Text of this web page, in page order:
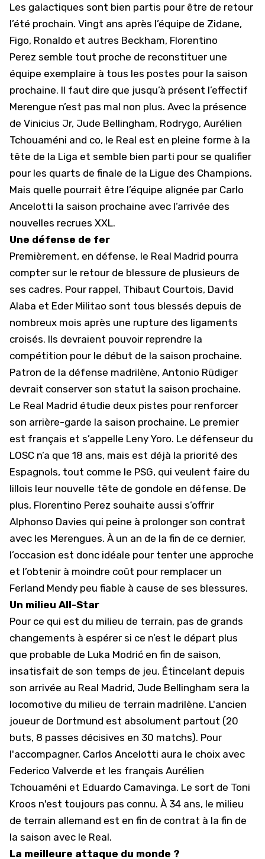
Les galactiques sont bien partis pour être de retour
l’été prochain. Vingt ans après l’équipe de Zidane,
Figo, Ronaldo et autres Beckham, Florentino
Perez semble tout proche de reconstituer une
équipe exemplaire à tous les postes pour la saison
prochaine. Il faut dire que jusqu’à présent l’effectif
Merengue n’est pas mal non plus. Avec la présence
de Vinicius Jr, Jude Bellingham, Rodrygo, Aurélien
Tchouaméni and co, le Real est en pleine forme à la
tête de la Liga et semble bien parti pour se qualifier
pour les quarts de finale de la Ligue des Champions.
Mais quelle pourrait être l’équipe alignée par Carlo
Ancelotti la saison prochaine avec l’arrivée des
nouvelles recrues XXL.
Une défense de fer
Premièrement, en défense, le Real Madrid pourra
compter sur le retour de blessure de plusieurs de
ses cadres. Pour rappel, Thibaut Courtois, David
Alaba et Eder Militao sont tous blessés depuis de
nombreux mois après une rupture des ligaments
croisés. Ils devraient pouvoir reprendre la
compétition pour le début de la saison prochaine.
Patron de la défense madrilène, Antonio Rüdiger
devrait conserver son statut la saison prochaine.
Le Real Madrid étudie deux pistes pour renforcer
son arrière-garde la saison prochaine. Le premier
est français et s’appelle Leny Yoro. Le défenseur du
LOSC n’a que 18 ans, mais est déjà la priorité des
Espagnols, tout comme le PSG, qui veulent faire du
lillois leur nouvelle tête de gondole en défense. De
plus, Florentino Perez souhaite aussi s’offrir
Alphonso Davies qui peine à prolonger son contrat
avec les Merengues. À un an de la fin de ce dernier,
l’occasion est donc idéale pour tenter une approche
et l’obtenir à moindre coût pour remplacer un
Ferland Mendy peu fiable à cause de ses blessures.
Un milieu All-Star
Pour ce qui est du milieu de terrain, pas de grands
changements à espérer si ce n’est le départ plus
que probable de Luka Modrić en fin de saison,
insatisfait de son temps de jeu. Étincelant depuis
son arrivée au Real Madrid, Jude Bellingham sera la
locomotive du milieu de terrain madrilène. L'ancien
joueur de Dortmund est absolument partout (20
buts, 8 passes décisives en 30 matchs). Pour
l'accompagner, Carlos Ancelotti aura le choix avec
Federico Valverde et les français Aurélien
Tchouaméni et Eduardo Camavinga. Le sort de Toni
Kroos n'est toujours pas connu. À 34 ans, le milieu
de terrain allemand est en fin de contrat à la fin de
la saison avec le Real.
La meilleure attaque du monde ?